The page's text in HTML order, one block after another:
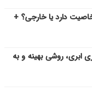
دارد یا خارجی؟ +
ابری، روشی بهینه و به